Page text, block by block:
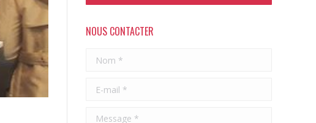
NOUS CONTACTER
Nom *
E-mail *
Message *